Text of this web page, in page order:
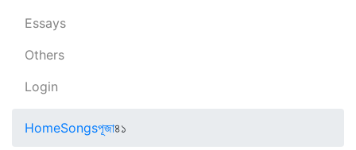
Essays
Others
Login
HomeSongsপূজা৪১